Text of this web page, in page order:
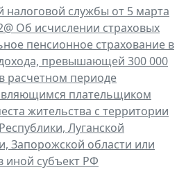
службы от 5 марта
Об исчислении страховых
пенсионное страхование в
превышающей 300 000
расчетном периоде
плательщиком
жительства с территории
Луганской
Запорожской области или
иной субъект РФ